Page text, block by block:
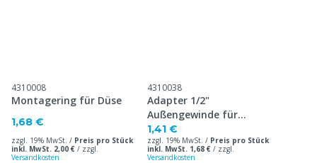
4310008
Montagering für Düse
1,68 €
zzgl. 19% MwSt. / Preis pro Stück
inkl. MwSt. 2,00 € / zzgl.
Versandkosten
4310038
Adapter 1/2"
Außengewinde für
Einweichdüs
1,41 €
zzgl. 19% MwSt. / Preis pro Stück
inkl. MwSt. 1,68 € / zzgl.
Versandkosten